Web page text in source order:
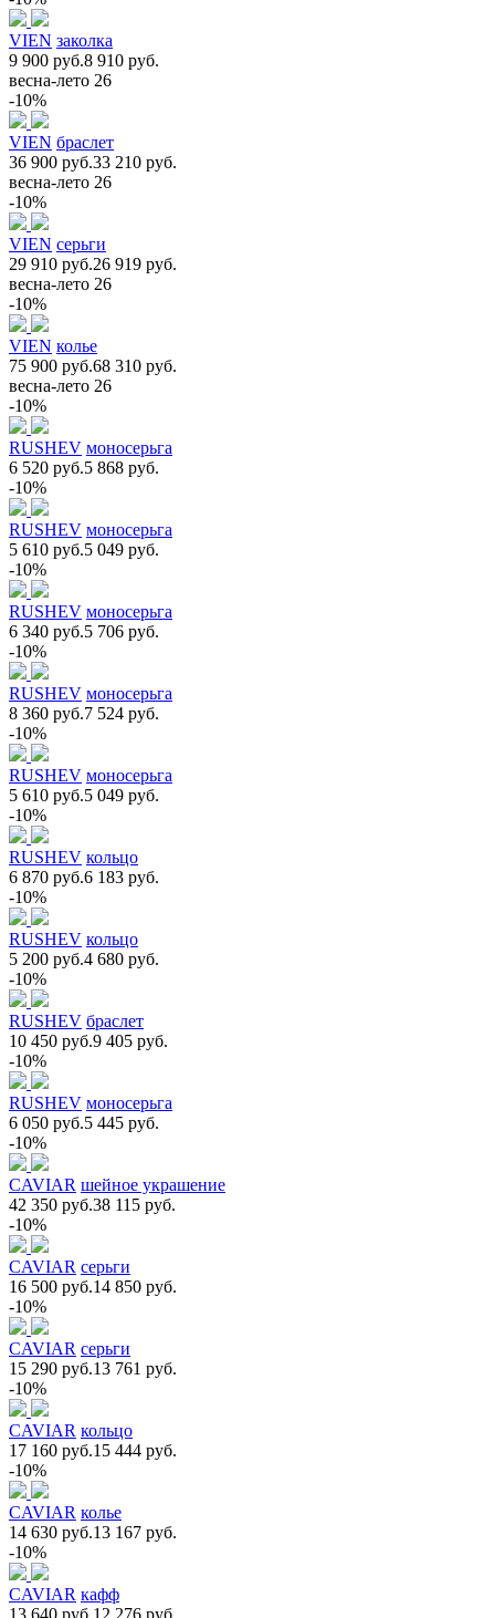
VIEN заколка
9 900 руб.8 910 руб.
весна-лето 26
-10%
VIEN браслет
36 900 руб.33 210 руб.
весна-лето 26
-10%
VIEN серьги
29 910 руб.26 919 руб.
весна-лето 26
-10%
VIEN колье
75 900 руб.68 310 руб.
весна-лето 26
-10%
RUSHEV моносерьга
6 520 руб.5 868 руб.
-10%
RUSHEV моносерьга
5 610 руб.5 049 руб.
-10%
RUSHEV моносерьга
6 340 руб.5 706 руб.
-10%
RUSHEV моносерьга
8 360 руб.7 524 руб.
-10%
RUSHEV моносерьга
5 610 руб.5 049 руб.
-10%
RUSHEV кольцо
6 870 руб.6 183 руб.
-10%
RUSHEV кольцо
5 200 руб.4 680 руб.
-10%
RUSHEV браслет
10 450 руб.9 405 руб.
-10%
RUSHEV моносерьга
6 050 руб.5 445 руб.
-10%
CAVIAR шейное украшение
42 350 руб.38 115 руб.
-10%
CAVIAR серьги
16 500 руб.14 850 руб.
-10%
CAVIAR серьги
15 290 руб.13 761 руб.
-10%
CAVIAR кольцо
17 160 руб.15 444 руб.
-10%
CAVIAR колье
14 630 руб.13 167 руб.
-10%
CAVIAR кафф
13 640 руб.12 276 руб.